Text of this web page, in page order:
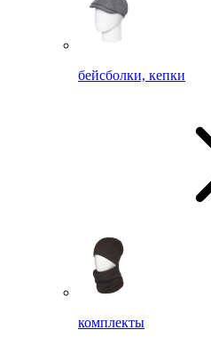
бейсболки, кепки
комплекты